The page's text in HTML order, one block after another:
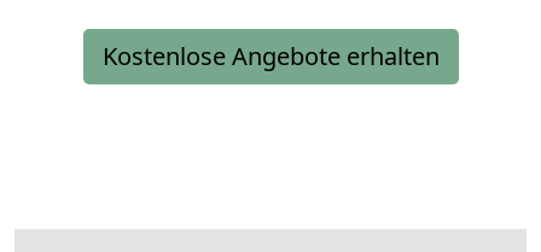
Kostenlose Angebote erhalten